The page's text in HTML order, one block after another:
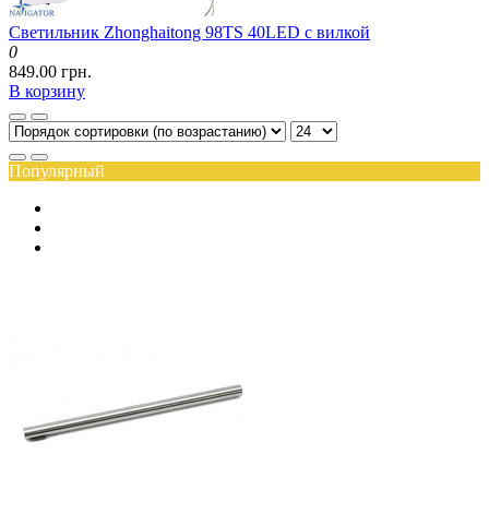
Светильник Zhonghaitong 98TS 40LED с вилкой
0
849.00 грн.
В корзину
Популярный